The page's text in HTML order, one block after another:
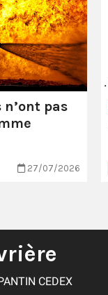
n’ont pas
27/07/2026
CEDEX